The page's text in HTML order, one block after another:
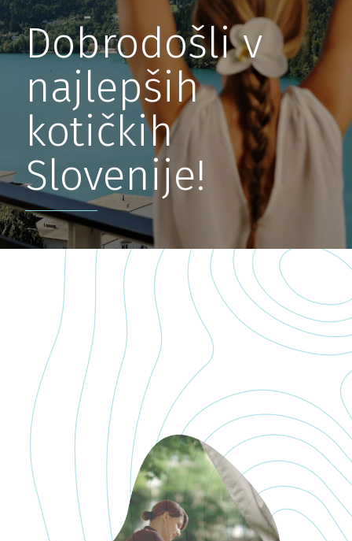
Dobrodošli v
najlepših
kotičkih
Slovenije!
Privoščite si oddih na